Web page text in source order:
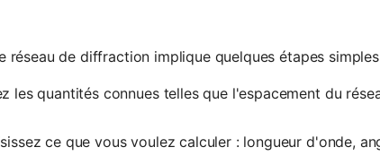
réseau de diffraction implique quelques étapes
les quantités connues telles que l'espacement du
ce que vous voulez calculer : longueur d'onde,